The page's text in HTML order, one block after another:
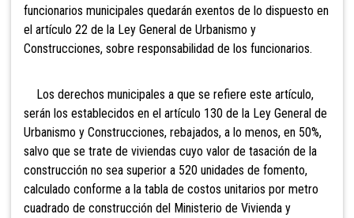
funcionarios municipales quedarán exentos de lo dispuesto en
el artículo 22 de la Ley General de Urbanismo y
Construcciones, sobre responsabilidad de los funcionarios.
Los derechos municipales a que se refiere este artículo,
serán los establecidos en el artículo 130 de la Ley General de
Urbanismo y Construcciones, rebajados, a lo menos, en 50%,
salvo que se trate de viviendas cuyo valor de tasación de la
construcción no sea superior a 520 unidades de fomento,
calculado conforme a la tabla de costos unitarios por metro
cuadrado de construcción del Ministerio de Vivienda y